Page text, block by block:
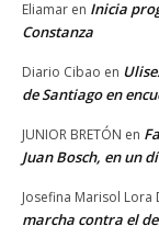
Eliamar en Inicia
Constanza
Diario Cibao en
de Santiago en
JUNIOR BRETÓN en
Juan Bosch, en un
Josefina Marisol Lora
marcha contra el